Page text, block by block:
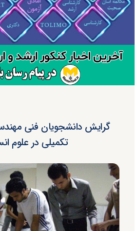
گرایش دانشجویان فنی
تکمیلی در علوم